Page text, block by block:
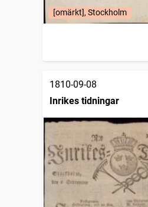
[omärkt], Stockholm
1810-09-08
Inrikes tidningar